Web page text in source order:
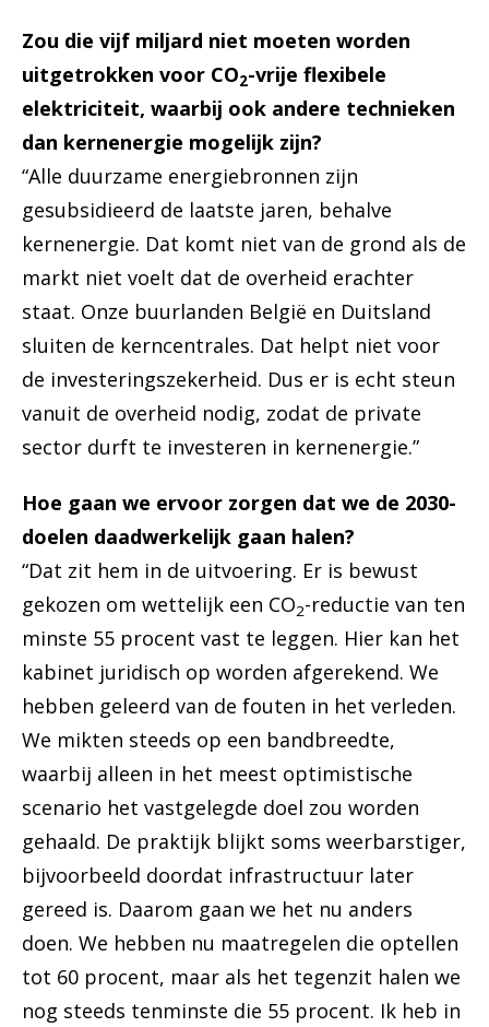
Zou die vijf miljard niet moeten worden
uitgetrokken voor CO2-vrije flexibele
elektriciteit, waarbij ook andere technieken
dan kernenergie mogelijk zijn?
“Alle duurzame energiebronnen zijn
gesubsidieerd de laatste jaren, behalve
kernenergie. Dat komt niet van de grond als de
markt niet voelt dat de overheid erachter
staat. Onze buurlanden België en Duitsland
sluiten de kerncentrales. Dat helpt niet voor
de investeringszekerheid. Dus er is echt steun
vanuit de overheid nodig, zodat de private
sector durft te investeren in kernenergie.”
Hoe gaan we ervoor zorgen dat we de 2030-
doelen daadwerkelijk gaan halen?
“Dat zit hem in de uitvoering. Er is bewust
gekozen om wettelijk een CO2-reductie van ten
minste 55 procent vast te leggen. Hier kan het
kabinet juridisch op worden afgerekend. We
hebben geleerd van de fouten in het verleden.
We mikten steeds op een bandbreedte,
waarbij alleen in het meest optimistische
scenario het vastgelegde doel zou worden
gehaald. De praktijk blijkt soms weerbarstiger,
bijvoorbeeld doordat infrastructuur later
gereed is. Daarom gaan we het nu anders
doen. We hebben nu maatregelen die optellen
tot 60 procent, maar als het tegenzit halen we
nog steeds tenminste die 55 procent. Ik heb in